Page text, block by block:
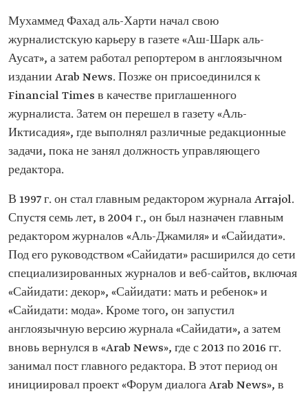
Мухаммед Фахад аль-Харти начал свою
журналистскую карьеру в газете «Аш-Шарк аль-
Аусат», а затем работал репортером в англоязычном
издании Arab News. Позже он присоединился к
Financial Times в качестве приглашенного
журналиста. Затем он перешел в газету «Аль-
Иктисадия», где выполнял различные редакционные
задачи, пока не занял должность управляющего
редактора.
В 1997 г. он стал главным редактором журнала Arrajol.
Спустя семь лет, в 2004 г., он был назначен главным
редактором журналов «Аль-Джамиля» и «Сайидати».
Под его руководством «Сайидати» расширился до сети
специализированных журналов и веб-сайтов, включая
«Сайидати: декор», «Сайидати: мать и ребенок» и
«Сайидати: мода». Кроме того, он запустил
англоязычную версию журнала «Сайидати», а затем
вновь вернулся в «Arab News», где с 2013 по 2016 гг.
занимал пост главного редактора. В этот период он
инициировал проект «Форум диалога Arab News», в